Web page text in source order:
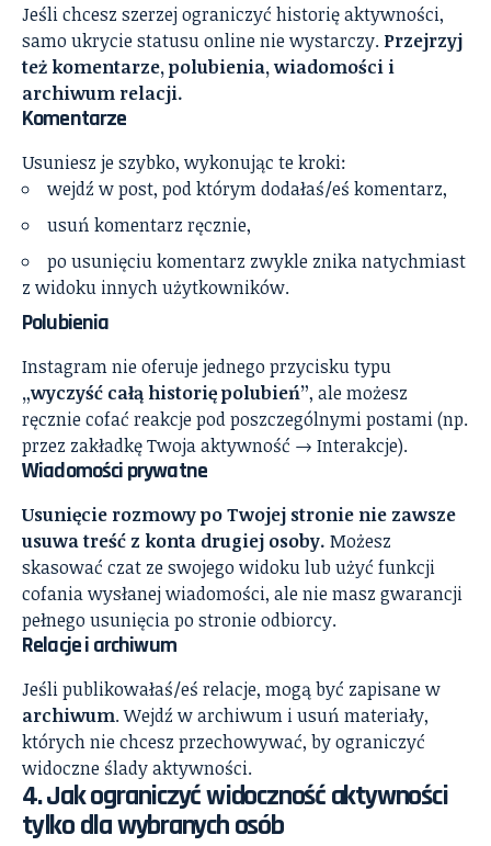
Jeśli chcesz szerzej ograniczyć historię aktywności,
samo ukrycie statusu online nie wystarczy. Przejrzyj
też komentarze, polubienia, wiadomości i
archiwum relacji.
Komentarze
Usuniesz je szybko, wykonując te kroki:
wejdź w post, pod którym dodałaś/eś komentarz,
usuń komentarz ręcznie,
po usunięciu komentarz zwykle znika natychmiast
z widoku innych użytkowników.
Polubienia
Instagram nie oferuje jednego przycisku typu
„wyczyść całą historię polubień”, ale możesz
ręcznie cofać reakcje pod poszczególnymi postami (np.
przez zakładkę Twoja aktywność → Interakcje).
Wiadomości prywatne
Usunięcie rozmowy po Twojej stronie nie zawsze
usuwa treść z konta drugiej osoby. Możesz
skasować czat ze swojego widoku lub użyć funkcji
cofania wysłanej wiadomości, ale nie masz gwarancji
pełnego usunięcia po stronie odbiorcy.
Relacje i archiwum
Jeśli publikowałaś/eś relacje, mogą być zapisane w
archiwum. Wejdź w archiwum i usuń materiały,
których nie chcesz przechowywać, by ograniczyć
widoczne ślady aktywności.
4. Jak ograniczyć widoczność aktywności
tylko dla wybranych osób